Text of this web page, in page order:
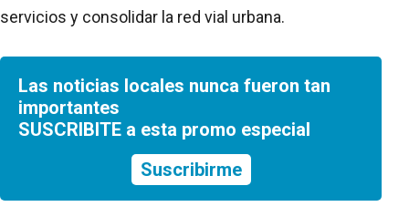
servicios y consolidar la red vial urbana.
Las noticias locales nunca fueron tan
importantes
SUSCRIBITE a esta promo especial
Suscribirme